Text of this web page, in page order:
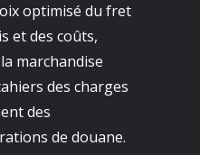
optimisé du fret
et des coûts,
marchandise
des charges
des
de douane.